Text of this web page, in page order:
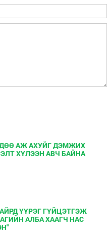
АЖ АХУЙГ ДЭМЖИХ
ХҮЛЭЭН АВЧ БАЙНА
ҮҮРЭГ ГҮЙЦЭТГЭЖ
АЛБА ХААГЧ НАС